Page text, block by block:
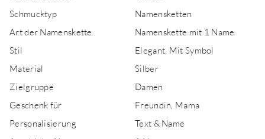
Schmucktyp
Namensketten
Art der Namenskette
Namenskette mit 1 Name
Stil
Elegant, Mit Symbol
Material
Silber
Zielgruppe
Damen
Geschenk für
Freundin, Mama
Personalisierung
Text & Name